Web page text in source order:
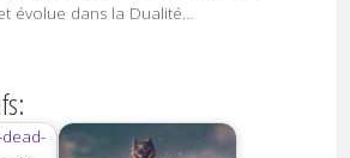
évolue dans la Dualité…